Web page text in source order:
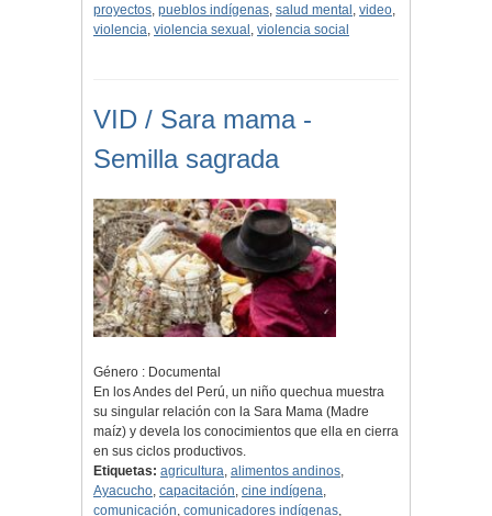
proyectos, pueblos indígenas, salud mental , video,
violencia, violencia sexual , violencia social
VID / Sara mama -
Semilla sagrada
Género : Documental
En los Andes del Perú, un niño quechua muestra
su singular relación con la Sara Mama (Madre
maíz) y devela los conocimientos que ella en cierra
en sus ciclos productivos.
Etiquetas: agricultura, alimentos andinos,
Ayacucho, capacitación, cine indígena,
comunicación, comunicadores indígenas,